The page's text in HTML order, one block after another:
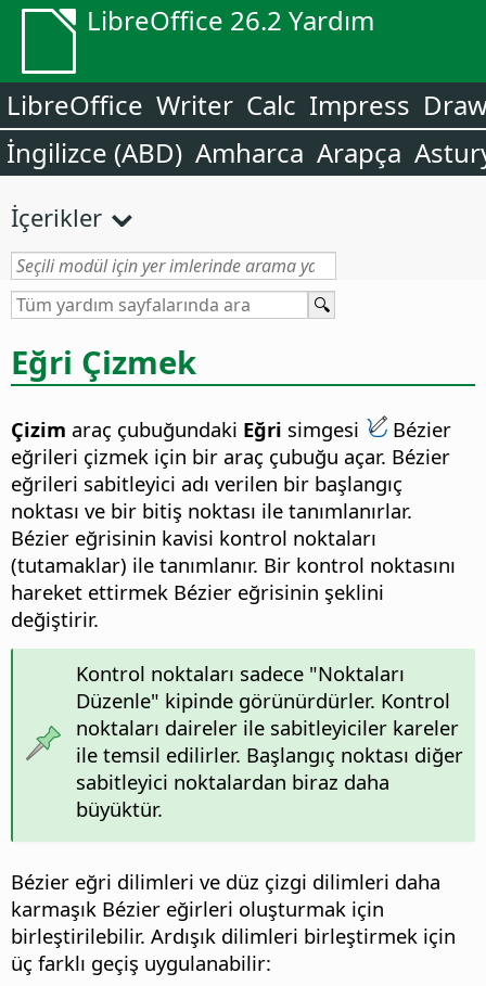
LibreOffice 26.2 Yardım
LibreOffice Writer Calc Impress
İngilizce (ABD) Amharca Arapça
İçerikler
Eğri Çizmek
Çizim araç çubuğundaki Eğri simgesi
Bézier
eğrileri çizmek için bir araç çubuğu açar. Bézier
eğrileri sabitleyici adı verilen bir başlangıç
noktası ve bir bitiş noktası ile tanımlanırlar.
Bézier eğrisinin kavisi kontrol noktaları
(tutamaklar) ile tanımlanır. Bir kontrol noktasını
hareket ettirmek Bézier eğrisinin şeklini
değiştirir.
Kontrol noktaları sadece "Noktaları
Düzenle" kipinde görünürdürler. Kontrol
noktaları daireler ile sabitleyiciler kareler
ile temsil edilirler. Başlangıç noktası diğer
sabitleyici noktalardan biraz daha
büyüktür.
Bézier eğri dilimleri ve düz çizgi dilimleri daha
karmaşık Bézier eğirleri oluşturmak için
birleştirilebilir. Ardışık dilimleri birleştirmek için
üç farklı geçiş uygulanabilir: